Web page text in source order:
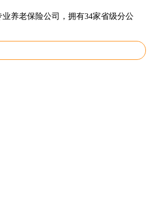
养老保险公司，拥有34家省级分公